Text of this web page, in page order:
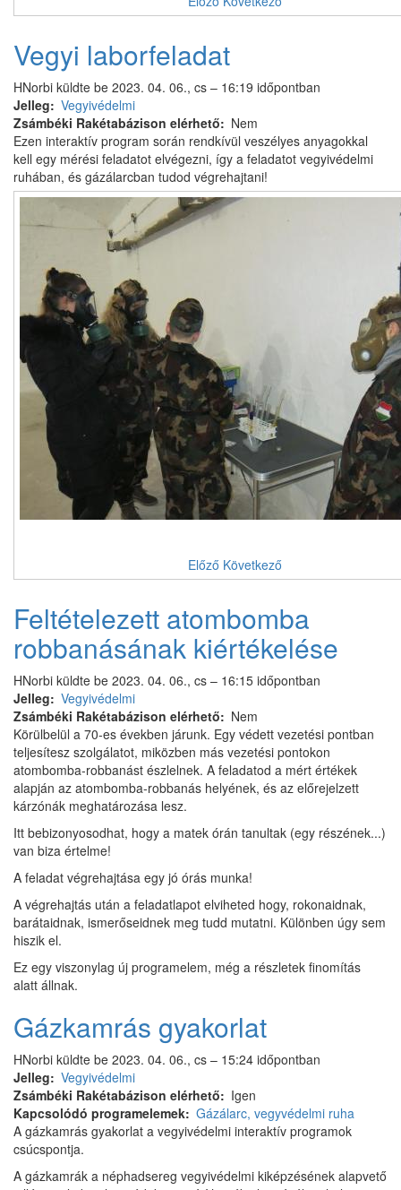
Vegyi laborfeladat
HNorbi küldte be 2023. 04. 06., cs – 16:19 időpontban
Jelleg
Vegyivédelmi
Zsámbéki Rakétabázison elérhető
Nem
Ezen interaktív program során rendkívül veszélyes anyagokkal
kell egy mérési feladatot elvégezni, így a feladatot vegyivédelmi
ruhában, és gázálarcban tudod végrehajtani!
Képek
Előző Következő
Feltételezett atombomba
robbanásának kiértékelése
HNorbi küldte be 2023. 04. 06., cs – 16:15 időpontban
Jelleg
Vegyivédelmi
Zsámbéki Rakétabázison elérhető
Nem
Körülbelül a 70-es években járunk. Egy védett vezetési pontban
teljesítesz szolgálatot, miközben más vezetési pontokon
atombomba-robbanást észlelnek. A feladatod a mért értékek
alapján az atombomba-robbanás helyének, és az előrejelzett
kárzónák meghatározása lesz.
Itt bebizonyosodhat, hogy a matek órán tanultak (egy részének...)
van biza értelme!
A feladat végrehajtása egy jó órás munka!
A végrehajtás után a feladatlapot elviheted hogy, rokonaidnak,
barátaidnak, ismerőseidnek meg tudd mutatni. Különben úgy sem
hiszik el.
Ez egy viszonylag új programelem, még a részletek finomítás
alatt állnak.
Gázkamrás gyakorlat
HNorbi küldte be 2023. 04. 06., cs – 15:24 időpontban
Jelleg
Vegyivédelmi
Zsámbéki Rakétabázison elérhető
Igen
Kapcsolódó programelemek Gázálarc, vegyvédelmi ruha
A gázkamrás gyakorlat a vegyivédelmi interaktív programok
csúcspontja.
A gázkamrák a néphadsereg vegyivédelmi kiképzésének alapvető